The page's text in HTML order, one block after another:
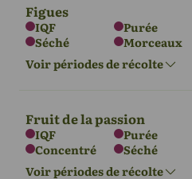
Asie
Sept - Nov
Amérique du
Sud
Figues
IQF Purée
Séché
Morceaux
Voir périodes de récolte
L'Europe
Août - octobre
Asie
Juillet - septembre
Fruit de la passion
IQF Purée
Concentré
Séché
Voir périodes de récolte